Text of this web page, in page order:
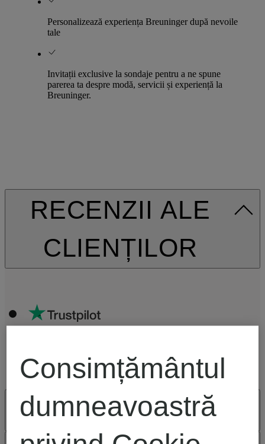
Personalizează experiența Breuninger după nevoile
tale
Invitații exclusive la sondaje pentru a ne spune
parerea ta despre modă, servicii și experiență la
Breuninger.
RECENZII ALE
CLIENȚILOR
SECURITATE
Consimțământul
dumneavoastră